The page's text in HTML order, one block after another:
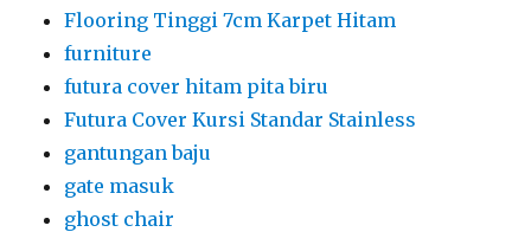
Flooring Tinggi 7cm Karpet Hitam
furniture
futura cover hitam pita biru
Futura Cover Kursi Standar Stainless
gantungan baju
gate masuk
ghost chair